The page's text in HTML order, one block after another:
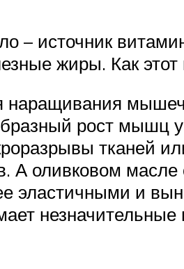
– источник
жиры. Как
наращивания
рост мышц
тканей
А оливковом масле
эластичными и